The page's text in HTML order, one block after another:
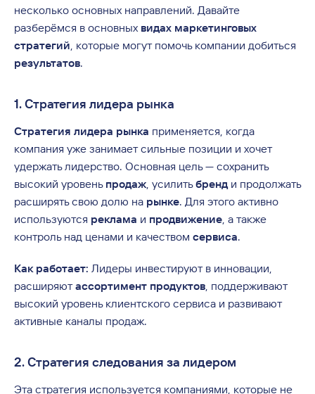
несколько основных направлений. Давайте
разберёмся в основных видах маркетинговых
стратегий, которые могут помочь компании добиться
результатов.
1. Стратегия лидера рынка
Стратегия лидера рынка применяется, когда
компания уже занимает сильные позиции и хочет
удержать лидерство. Основная цель — сохранить
высокий уровень продаж, усилитьбренди продолжать
расширять свою долю на рынке. Для этого активно
используются реклама и продвижение, а также
контроль над ценами и качеством сервиса.
Как работает: Лидеры инвестируют в инновации,
расширяютассортимент продуктов, поддерживают
высокий уровень клиентского сервиса и развивают
активные каналы продаж.
2. Стратегия следования за лидером
Эта стратегия используется компаниями, которые не